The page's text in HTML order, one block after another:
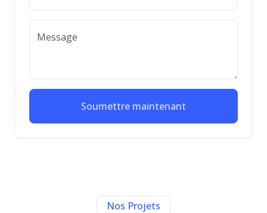
Message
Soumettre maintenant
Nos Projets